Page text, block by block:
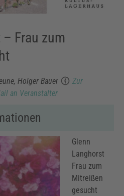
Frau zum
Holger Bauer
Zur
an Veranstalter
Glenn
Langhorst
Frau zum
Mitreißen
gesucht